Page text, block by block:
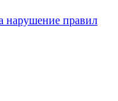
нарушение правил